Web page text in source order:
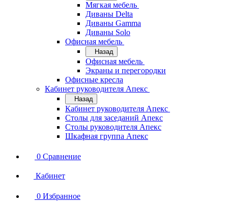
Мягкая мебель
Диваны Delta
Диваны Gamma
Диваны Solo
Офисная мебель
Назад
Офисная мебель
Экраны и перегородки
Офисные кресла
Кабинет руководителя Апекс
Назад
Кабинет руководителя Апекс
Столы для заседаний Апекс
Столы руководителя Апекс
Шкафная группа Апекс
0 Сравнение
Кабинет
0 Избранное